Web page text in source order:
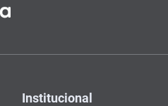
Institucional